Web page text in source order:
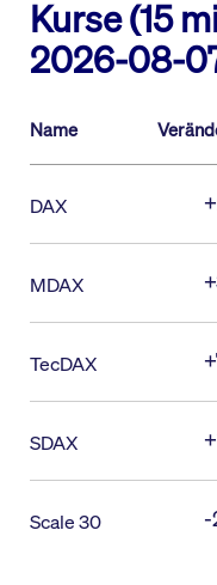
Kurse (15
2026-08-
Name
DAX
MDAX
TecDAX
SDAX
Scale 30 -